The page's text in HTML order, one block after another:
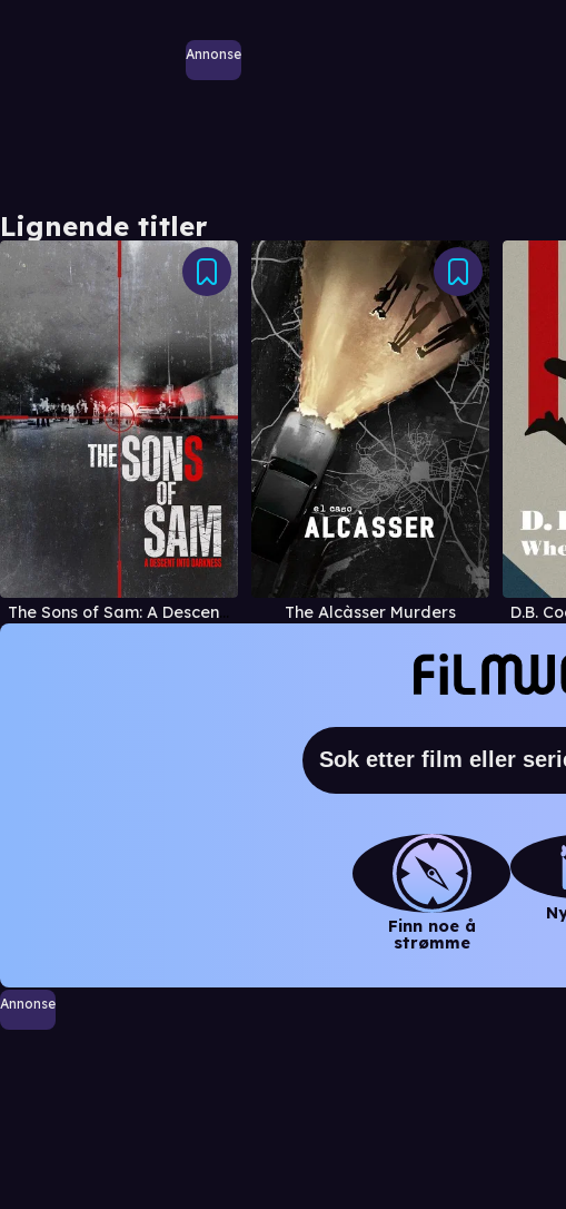
Annonse
Lignende titler
The Sons of Sam: A Descent into Darkness The Alcàsser Murders
Finn noe å
strømme
Annonse